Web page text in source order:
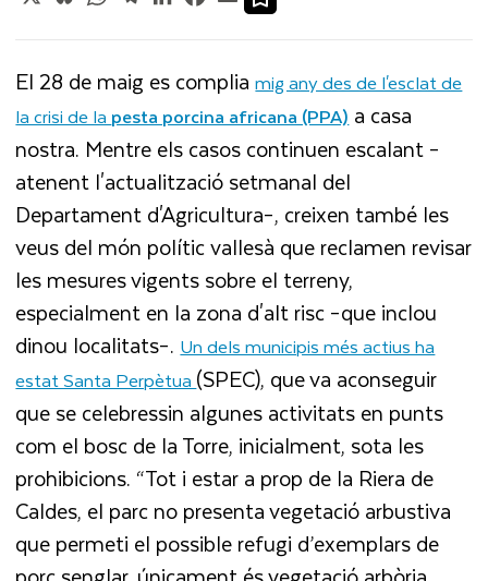
El 28 de maig es compliamig any des de l'esclat de
la crisi de la pesta porcina africana (PPA) a casa
nostra. Mentre els casos continuen escalant –
atenent l'actualització setmanal del
Departament d'Agricultura–, creixen també les
veus del món polític vallesà que reclamen revisar
les mesures vigents sobre el terreny,
especialment en la zona d'alt risc –que inclou
dinou localitats–. Un dels municipis més actius ha
estat Santa Perpètua (SPEC), que va aconseguir
que se celebressin algunes activitats en punts
com el bosc de la Torre, inicialment, sota les
prohibicions. “Tot i estar a prop de la Riera de
Caldes, el parc no presenta vegetació arbustiva
que permeti el possible refugi d’exemplars de